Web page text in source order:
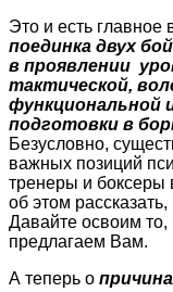
Это и есть главное
поединка двух
в проявлении
тактической,
функциональной
подготовки в
Безусловно,
важных позиций
тренеры и боксеры
об этом
Давайте освоим то,
предлагаем Вам.
А теперь о